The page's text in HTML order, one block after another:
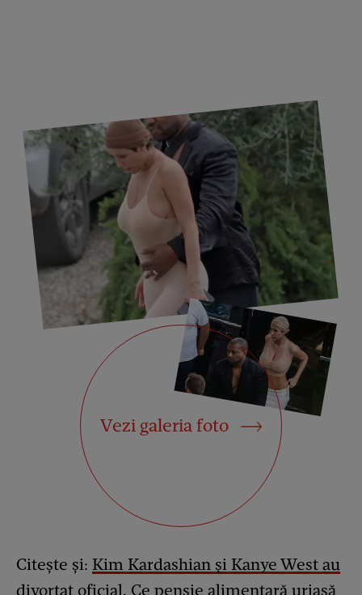
Vezi galeria foto
Citește și: Kim Kardashian și Kanye West au
divorțat oficial. Ce pensie alimentară uriașă